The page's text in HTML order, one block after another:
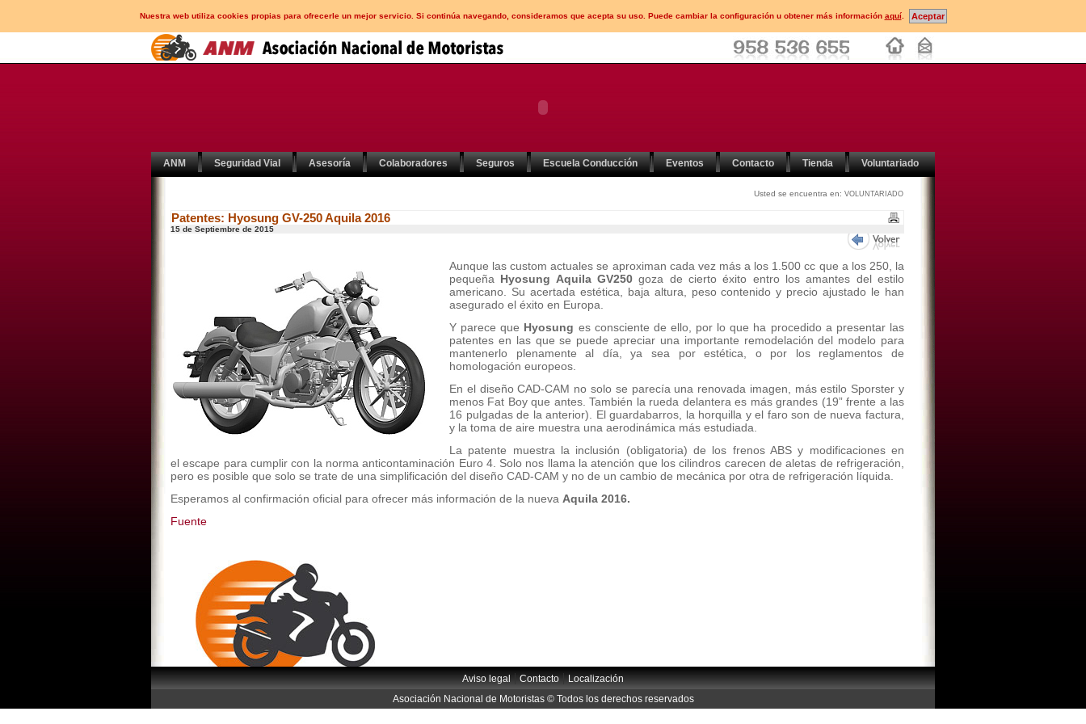
Nuestra web utiliza cookies propias para ofrecerle un mejor servicio. Si continúa navegando, consideramos que acepta su uso. Puede cambiar la configuración u obtener más información aquí.
ANM Seguridad Vial Asesoría Colaboradores Seguros Escuela Conducción Eventos Contacto Tienda Voluntariado
Usted se encuentra en: VOLUNTARIADO
Patentes: Hyosung GV-250 Aquila 2016
15 de Septiembre de 2015
Aunque las custom actuales se aproximan cada vez más a los 1.500 cc que a los 250, la
pequeña Hyosung Aquila GV250 goza de cierto éxito entro los amantes del estilo
americano. Su acertada estética, baja altura, peso contenido y precio ajustado le han
asegurado el éxito en Europa.
Y parece que Hyosung es consciente de ello, por lo que ha procedido a presentar las
patentes en las que se puede apreciar una importante remodelación del modelo para
mantenerlo plenamente al día, ya sea por estética, o por los reglamentos de
homologación europeos.
En el diseño CAD-CAM no solo se parecía una renovada imagen, más estilo Sporster y
menos Fat Boy que antes. También la rueda delantera es más grandes (19” frente a las
16 pulgadas de la anterior). El guardabarros, la horquilla y el faro son de nueva factura,
y la toma de aire muestra una aerodinámica más estudiada.
La patente muestra la inclusión (obligatoria) de los frenos ABS y modificaciones en
el escape para cumplir con la norma anticontaminación Euro 4. Solo nos llama la atención que los cilindros carecen de aletas de refrigeración,
pero es posible que solo se trate de una simplificación del diseño CAD-CAM y no de un cambio de mecánica por otra de refrigeración líquida.
Esperamos al confirmación oficial para ofrecer más información de la nueva Aquila 2016.
Fuente
Aviso legal|Contacto|Localización
Asociación Nacional de Motoristas © Todos los derechos reservados